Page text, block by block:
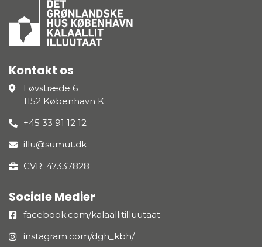
Kontakt os
Løvstræde 6
1152 København K
+45 33 91 12 12
illu@sumut.dk
CVR: 47337828
Sociale Medier
facebook.com/kalaallitilluutaat
instagram.com/dgh_kbh/